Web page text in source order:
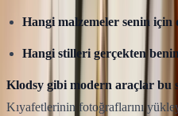
Hangi malzemeler senin
Hangi stilleri gerçekten
Klodsy gibi modern araçlar bu
Kıyafetlerinin fotoğraflarını